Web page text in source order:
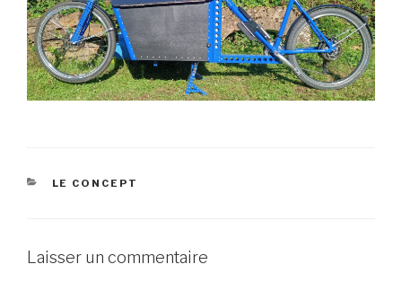
CATÉGORIES
LE CONCEPT
Laisser un commentaire